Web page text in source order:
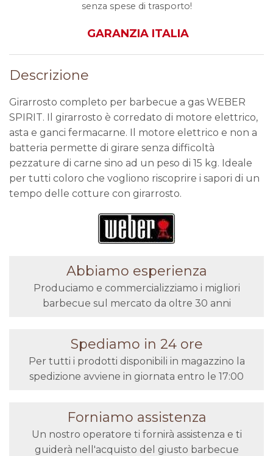
senza spese di trasporto!
GARANZIA ITALIA
Descrizione
Girarrosto completo per barbecue a gas WEBER
SPIRIT. Il girarrosto è corredato di motore elettrico,
asta e ganci fermacarne. Il motore elettrico e non a
batteria permette di girare senza difficoltà
pezzature di carne sino ad un peso di 15 kg. Ideale
per tutti coloro che vogliono riscoprire i sapori di un
tempo delle cotture con girarrosto.
Abbiamo esperienza
Produciamo e commercializziamo i migliori
barbecue sul mercato da oltre 30 anni
Spediamo in 24 ore
Per tutti i prodotti disponibili in magazzino la
spedizione avviene in giornata entro le 17:00
Forniamo assistenza
Un nostro operatore ti fornirà assistenza e ti
guiderà nell'acquisto del giusto barbecue